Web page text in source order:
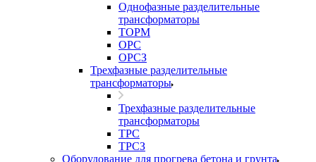
Однофазные разделительные
трансформаторы
ТОРМ
ОРС
ОРСЗ
Трехфазные разделительные
трансформаторы
Трехфазные разделительные
трансформаторы
ТРС
ТРСЗ
Оборудование для прогрева бетона и грунта